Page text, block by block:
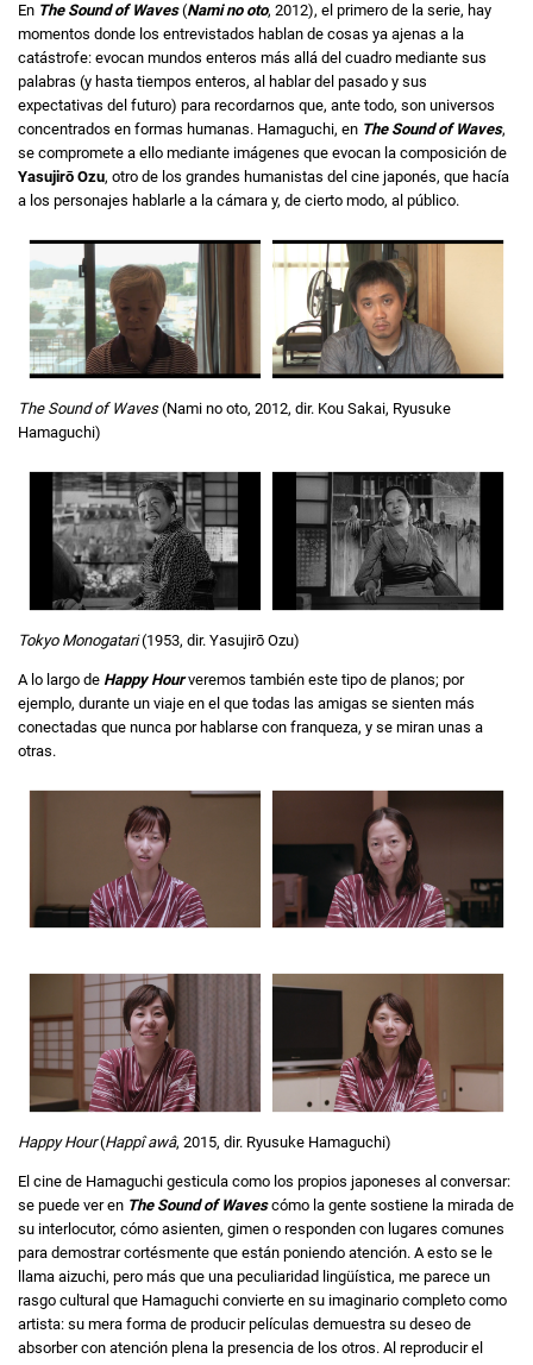
En The Sound of Waves(Nami no oto, 2012), el primero de la serie, hay
momentos donde los entrevistados hablan de cosas ya ajenas a la
catástrofe: evocan mundos enteros más allá del cuadro mediante sus
palabras (y hasta tiempos enteros, al hablar del pasado y sus
expectativas del futuro) para recordarnos que, ante todo, son universos
concentrados en formas humanas. Hamaguchi, en The Sound of Waves,
se compromete a ello mediante imágenes que evocan la composición de
Yasujirō Ozu, otro de los grandes humanistas del cine japonés, que hacía
a los personajes hablarle a la cámara y, de cierto modo, al público.
The Sound of Waves(Nami no oto, 2012, dir. Kou Sakai, Ryusuke
Hamaguchi)
Tokyo Monogatari(1953, dir. Yasujirō Ozu)
A lo largo de Happy Hourveremos también este tipo de planos; por
ejemplo, durante un viaje en el que todas las amigas se sienten más
conectadas que nunca por hablarse con franqueza, y se miran unas a
otras.
Happy Hour(Happî awâ, 2015, dir. Ryusuke Hamaguchi)
El cine de Hamaguchi gesticula como los propios japoneses al conversar:
se puede ver en The Sound of Wavescómo la gente sostiene la mirada de
su interlocutor, cómo asienten, gimen o responden con lugares comunes
para demostrar cortésmente que están poniendo atención. A esto se le
llama aizuchi, pero más que una peculiaridad lingüística, me parece un
rasgo cultural que Hamaguchi convierte en su imaginario completo como
artista: su mera forma de producir películas demuestra su deseo de
absorber con atención plena la presencia de los otros. Al reproducir el